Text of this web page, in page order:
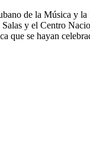
de la Música y
y el Centro
se hayan